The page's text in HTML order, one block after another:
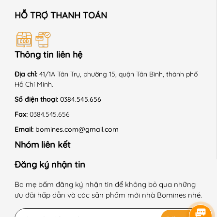
📍 HOÀN CẢNH SỬ DỤNG:
+ Kiểu dáng năng động, thoải mái, thích hợp mặc nhiều
hoàn cảnh. Mặc đi học, đi chơi, đi tiệc đều được
+ Phù hợp mặc mùa thu - đông.
📍 HƯỚNG DẪN SỬ DỤNG:
+ Giặt máy ở chế độ nhẹ, nhiệt độ thường.
+ Không sử dụng hóa chất tẩy có chứa Clo.
+ Phơi trong bóng mát.
+ Sấy thùng chế độ nhẹ nhàng.
+ Là ở nhiệt độ trung bình 150 độ C.
HỖ TRỢ THANH TOÁN
Thông tin liên hệ
Địa chỉ: 41/1A Tân Trụ, phường 15, quận Tân Bình, thành phố
Hồ Chí Minh.
Số điện thoại: 0384.545.656
Fax: 0384.545.656
Email: bomines.com@gmail.com
Nhóm liên kết
Đăng ký nhận tin
Ba mẹ bấm đăng ký nhận tin để không bỏ qua những
ưu đãi hấp dẫn và các sản phẩm mới nhà Bomines nhé.